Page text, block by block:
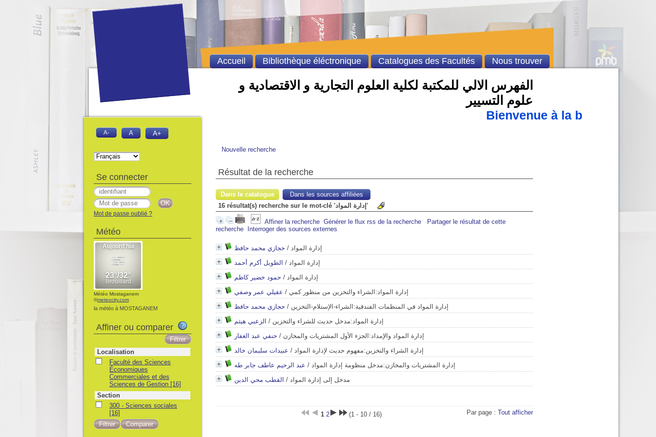
الفهرس الالي للمكتبة لكلية العلوم التجارية و الاقتصادية و
علوم التسيير
Bienvenue à la bibliothèque
Nouvelle recherche
Résultat de la recherche
Dans le catalogue
Dans les sources affiliées
16 résultat(s) recherche sur le mot-clé 'إدارة المواد'
Affiner la recherche Générer le flux rss de la recherche
Partager le résultat de cette
recherche
Interroger des sources externes
إدارة المواد / حجازي محمد حافظ
إدارة المواد / الطويل أكرم أحمد
إدارة المواد / حمود خضير كاظم
إدارة المواد:الشراء والتخزين من منظور كمي / عقيلي عمر وصفي
إدارة المواد في المنظمات الفندقية:الشراء-الإستلام-التخزين / حجازي محمد حافظ
إدارة المواد:مدخل حديث للشراء والتخزين / الزعبي هيثم
إدارة المواد والإمداد:الجزء الأول المشتريات والمخازن / حنفي عبد الغفار
إدارة الشراء والتخزين:مفهوم حديث لإدارة المواد / عبيدات سليمان خالد
إدارة المشتريات والمخازن:مدخل منظومة إدارة المواد / عبد الرحيم عاطف جابر طه
مدخل إلى إدارة المواد / القطب محي الدين
1 2 (1 - 10 / 16) Par page : Tout afficher
Accueil Bibliothèque éléctronique Catalogues des Facultés Nous trouver
A- A A+
Se connecter
Mot de passe oublié ?
Météo
Météo Mostaganem
©meteocity.com
la météo à MOSTAGANEM
Affiner ou comparer
Localisation
Faculté des Sciences
Économiques
Commerciales et des
Sciences de Gestion [16]
Section
300 - Sciences sociales
[16]